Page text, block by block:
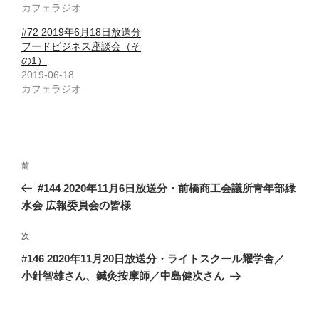
カフェラジオ
#72 2019年6月18日放送分
フードビジネス座談会（そ
の1）
2019-06-18
カフェラジオ
投
ナ
ゲ
ー
シ
前
の
投
前
#144 2020年11月6日放送分・前橋商工会議所青年部緑
水会 広報委員会の皆様
次
の
投
次
#146 2020年11月20日放送分・ライトスクール耀学舎／
小針智雄さん、鍼灸按摩師／中島健次さん